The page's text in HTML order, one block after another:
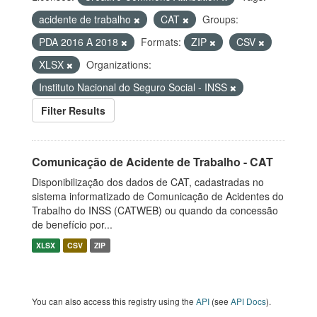
acidente de trabalho
CAT
Groups:
PDA 2016 A 2018
Formats: ZIP
CSV
XLSX
Organizations:
Instituto Nacional do Seguro Social - INSS
Filter Results
Comunicação de Acidente de Trabalho - CAT
Disponibilização dos dados de CAT, cadastradas no
sistema informatizado de Comunicação de Acidentes do
Trabalho do INSS (CATWEB) ou quando da concessão
de benefício por...
XLSX CSV ZIP
You can also access this registry using the API (see API Docs).